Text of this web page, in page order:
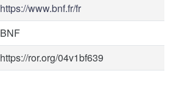
https://www.bnf.fr/fr
BNF
https://ror.org/04v1bf639